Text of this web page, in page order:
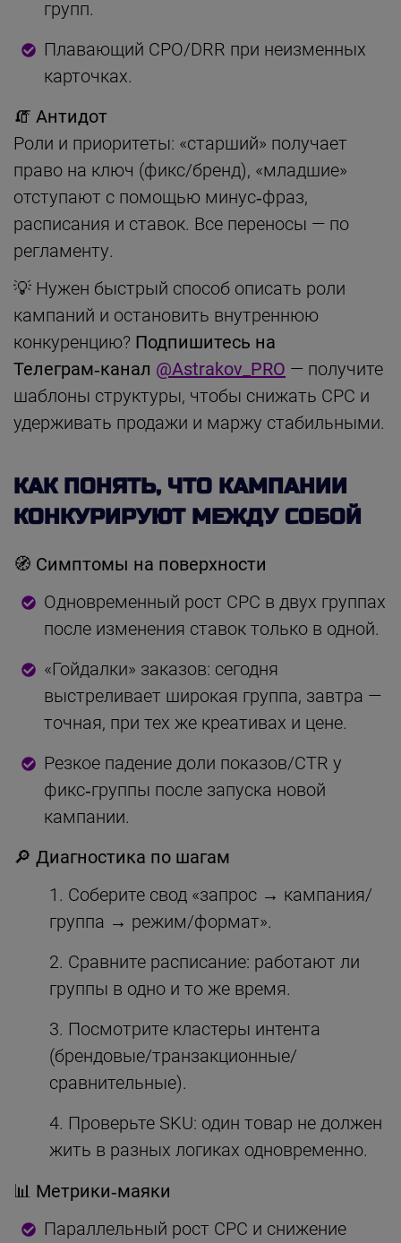
групп.
Плавающий CPO/DRR при неизменных
карточках.
🧯 Антидот
Роли и приоритеты: «старший» получает
право на ключ (фикс/бренд), «младшие»
отступают с помощью минус‑фраз,
расписания и ставок. Все переносы — по
регламенту.
💡 Нужен быстрый способ описать роли
кампаний и остановить внутреннюю
конкуренцию? Подпишитесь на
Телеграм‑канал @Astrakov_PRO — получите
шаблоны структуры, чтобы снижать CPC и
удерживать продажи и маржу стабильными.
КАК ПОНЯТЬ, ЧТО КАМПАНИИ
КОНКУРИРУЮТ МЕЖДУ СОБОЙ
🧭 Симптомы на поверхности
Одновременный рост CPC в двух группах
после изменения ставок только в одной.
«Гойдалки» заказов: сегодня
выстреливает широкая группа, завтра —
точная, при тех же креативах и цене.
Резкое падение доли показов/CTR у
фикс‑группы после запуска новой
кампании.
🔎 Диагностика по шагам
Соберите свод «запрос → кампания/
группа → режим/формат».
Сравните расписание: работают ли
группы в одно и то же время.
Посмотрите кластеры интента
(брендовые/транзакционные/
сравнительные).
Проверьте SKU: один товар не должен
жить в разных логиках одновременно.
📊 Метрики‑маяки
Параллельный рост CPC и снижение